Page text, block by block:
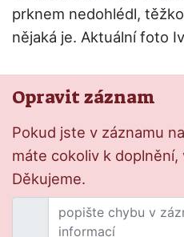
prknem nedohlédl,
nějaká je. Aktuální foto
Opravit záznam
Pokud jste v záznamu
máte cokoliv k
Děkujeme.